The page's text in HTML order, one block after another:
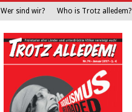
Wer sind wir? Who is Trotz alledem?